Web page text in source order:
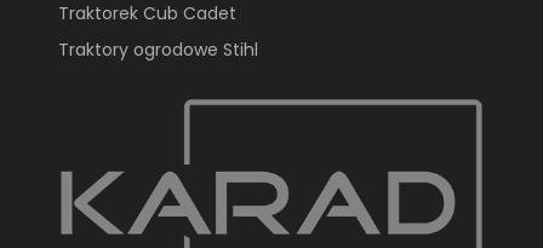
Traktorek Cub Cadet
Traktory ogrodowe Stihl